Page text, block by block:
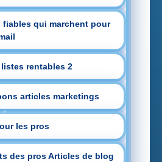
fiables qui marchent pour
listes rentables 2
articles marketings
les pros
des pros Articles de blog